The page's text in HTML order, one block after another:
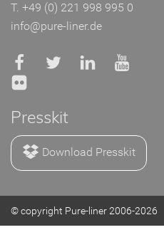
T. +49 (0) 221 998 995 0
info@pure-liner.de
Presskit
Download Presskit
© copyright Pure-liner 2006-2026